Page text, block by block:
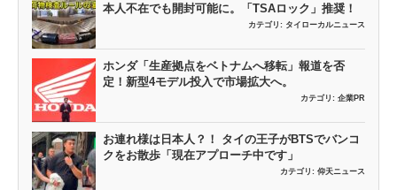
本人不在でも開封可能に。「TSAロック」推奨！
カテゴリ: タイローカルニュース
ホンダ「生産拠点をベトナムへ移転」報道を否
定！新型4モデル投入で市場拡大へ。
カテゴリ: 企業PR
お連れ様は日本人？！ タイの王子がBTSでバンコ
クをお散歩「現在アプローチ中です」
カテゴリ: 仰天ニュース